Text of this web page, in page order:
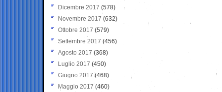
Dicembre 2017 (578)
Novembre 2017 (632)
Ottobre 2017 (579)
Settembre 2017 (456)
Agosto 2017 (368)
Luglio 2017 (450)
Giugno 2017 (468)
Maggio 2017 (460)